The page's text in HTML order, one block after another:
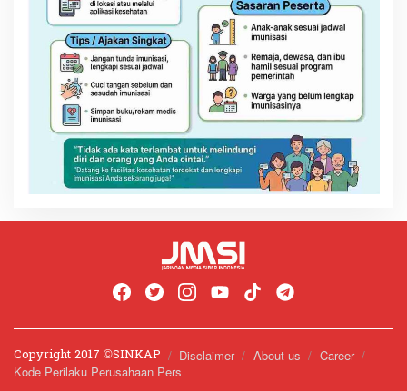
Copyright 2017 ©️SINKAP Disclaimer About us
Career
Kode Perilaku Perusahaan Pers